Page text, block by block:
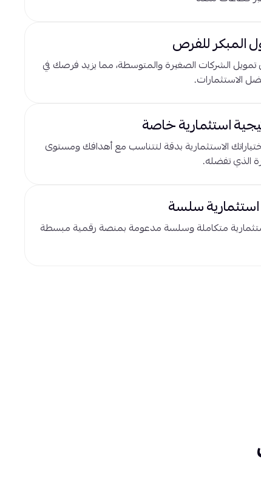
المبكر للفرص
تمويل الشركات الصغيرة والمتوسطة، مما يزيد فرصك في
الاستثمارات.
استثمارية خاصة
الاستثمارية بدقة لتتناسب مع أهدافك ومستوى
الذي تفضله.
استثمارية سلسة
متكاملة وسلسة مدعومة بمنصة رقمية مبسطة